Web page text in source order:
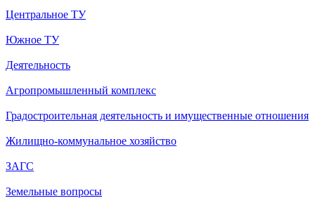
Центральное ТУ
Южное ТУ
Деятельность
Агропромышленный комплекс
Градостроительная деятельность и имущественные отношения
Жилищно-коммунальное хозяйство
ЗАГС
Земельные вопросы